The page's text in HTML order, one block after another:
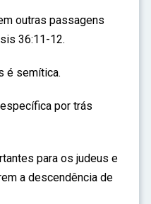
outras passagens
36:11-12.
é semítica.
por trás
para os judeus e
a descendência de